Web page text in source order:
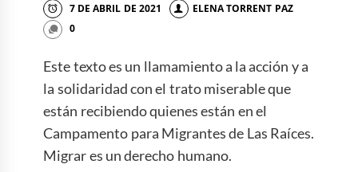
7 DE ABRIL DE 2021
ELENA TORRENT PAZ
0
Este texto es un llamamiento a la acción y a
la solidaridad con el trato miserable que
están recibiendo quienes están en el
Campamento para Migrantes de Las Raíces.
Migrar es un derecho humano.